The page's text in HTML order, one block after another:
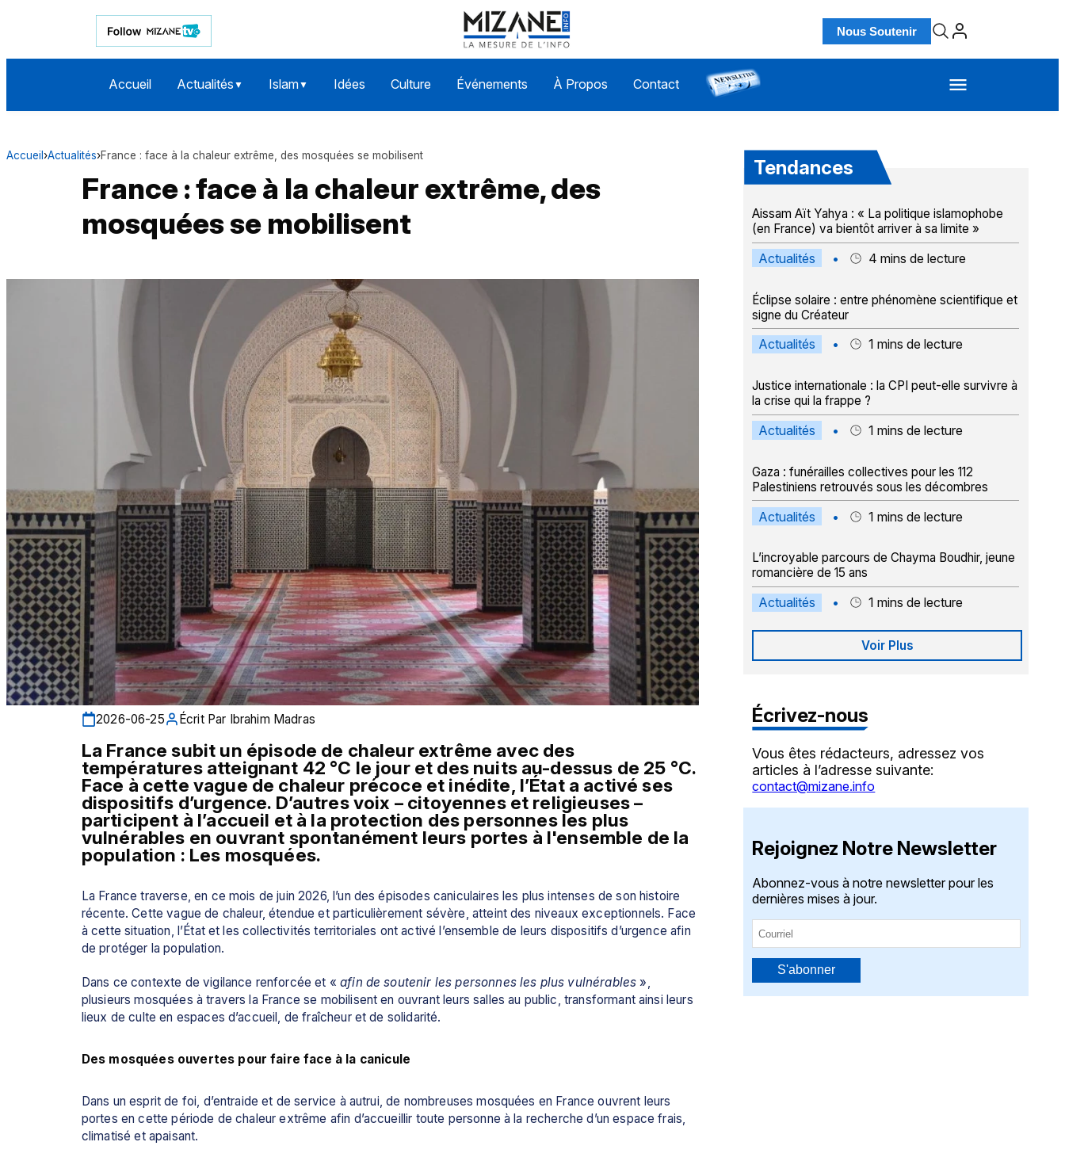
Nous Soutenir
Accueil Actualités ▼ Islam▼ Idées Culture Événements À Propos Contact
Accueil ›Actualités›France : face à la chaleur extrême, des mosquées se mobilisent
France : face à la chaleur extrême, des
mosquées se mobilisent
2026-06-25 Écrit Par Ibrahim Madras
La France subit un épisode de chaleur extrême avec des
températures atteignant 42 °C le jour et des nuits au-dessus de 25 °C.
Face à cette vague de chaleur précoce et inédite, l’État a activé ses
dispositifs d’urgence. D’autres voix – citoyennes et religieuses –
participent à l’accueil et à la protection des personnes les plus
vulnérables en ouvrant spontanément leurs portes à l'ensemble de la
population : Les mosquées.
La France traverse, en ce mois de juin 2026, l’un des épisodes caniculaires les plus intenses de son histoire
récente. Cette vague de chaleur, étendue et particulièrement sévère, atteint des niveaux exceptionnels. Face
à cette situation, l’État et les collectivités territoriales ont activé l’ensemble de leurs dispositifs d’urgence afin
de protéger la population.
Dans ce contexte de vigilance renforcée et « afin de soutenir les personnes les plus vulnérables »,
plusieurs mosquées à travers la France se mobilisent en ouvrant leurs salles au public, transformant ainsi leurs
lieux de culte en espaces d’accueil, de fraîcheur et de solidarité.
Des mosquées ouvertes pour faire face à la canicule
Dans un esprit de foi, d’entraide et de service à autrui, de nombreuses mosquées en France ouvrent leurs
portes en cette période de chaleur extrême afin d’accueillir toute personne à la recherche d’un espace frais,
climatisé et apaisant.
Tendances
Aissam Aït Yahya : « La politique islamophobe
(en France) va bientôt arriver à sa limite »
Actualités • 4 mins de lecture
Éclipse solaire : entre phénomène scientifique et
signe du Créateur
Actualités • 1 mins de lecture
Justice internationale : la CPI peut-elle survivre à
la crise qui la frappe ?
Actualités • 1 mins de lecture
Gaza : funérailles collectives pour les 112
Palestiniens retrouvés sous les décombres
Actualités • 1 mins de lecture
L’incroyable parcours de Chayma Boudhir, jeune
romancière de 15 ans
Actualités • 1 mins de lecture
Voir Plus
Écrivez-nous
Vous êtes rédacteurs, adressez vos
articles à l’adresse suivante:
contact@mizane.info
Rejoignez Notre Newsletter
Abonnez-vous à notre newsletter pour les
dernières mises à jour.
S'abonner